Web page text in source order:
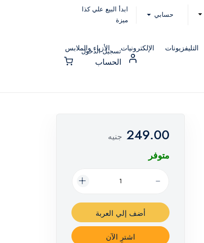
حسابي
ابدأ البيع علي كذا
ميزة
التليفزيونات الإلكترونيات الأزياء والملابس
تسجيل الدخول
الحساب
249.00 جنيه
متوفر
أضف إلي العربة
اشترِ الآن